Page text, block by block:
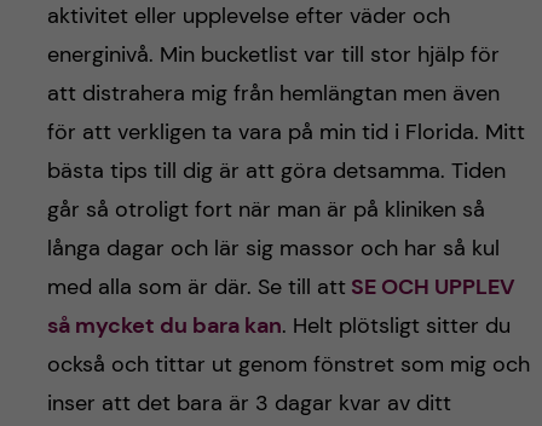
aktivitet eller upplevelse efter väder och
energinivå. Min bucketlist var till stor hjälp för
att distrahera mig från hemlängtan men även
för att verkligen ta vara på min tid i Florida. Mitt
bästa tips till dig är att göra detsamma. Tiden
går så otroligt fort när man är på kliniken så
långa dagar och lär sig massor och har så kul
med alla som är där. Se till attSE OCH UPPLEV
så mycket du bara kan. Helt plötsligt sitter du
också och tittar ut genom fönstret som mig och
inser att det bara är 3 dagar kvar av ditt